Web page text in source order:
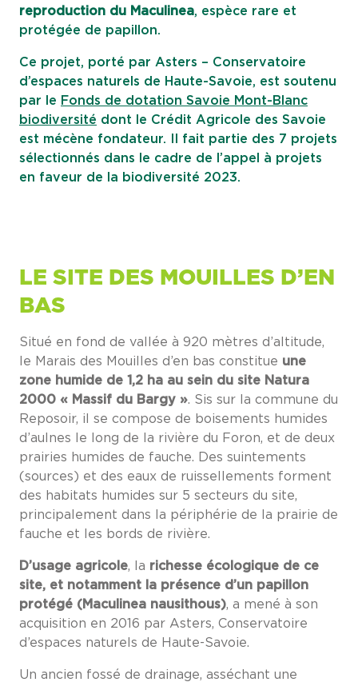
reproduction du Maculinea, espèce rare et
protégée de papillon.
Ce projet, porté par Asters – Conservatoire
d’espaces naturels de Haute-Savoie, est soutenu
par le Fonds de dotation Savoie Mont-Blanc
biodiversité dont le Crédit Agricole des Savoie
est mécène fondateur. Il fait partie des 7 projets
sélectionnés dans le cadre de l’appel à projets
en faveur de la biodiversité 2023.
LE SITE DES MOUILLES D’EN
BAS
Situé en fond de vallée à 920 mètres d’altitude,
le Marais des Mouilles d’en bas constitue une
zone humide de 1,2 ha au sein du site Natura
2000 « Massif du Bargy ». Sis sur la commune du
Reposoir, il se compose de boisements humides
d’aulnes le long de la rivière du Foron, et de deux
prairies humides de fauche. Des suintements
(sources) et des eaux de ruissellements forment
des habitats humides sur 5 secteurs du site,
principalement dans la périphérie de la prairie de
fauche et les bords de rivière.
D’usage agricole, la richesse écologique de ce
site, et notamment la présence d’un papillon
protégé (Maculinea nausithous), a mené à son
acquisition en 2016 par Asters, Conservatoire
d’espaces naturels de Haute-Savoie.
Un ancien fossé de drainage, asséchant une